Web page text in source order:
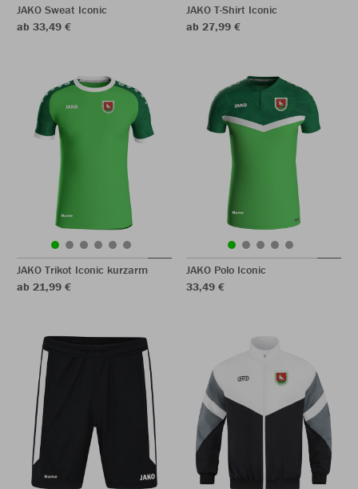
JAKO Sweat Iconic
ab 33,49 €
JAKO T-Shirt Iconic
ab 27,99 €
JAKO Trikot Iconic kurzarm
ab 21,99 €
JAKO Polo Iconic
33,49 €